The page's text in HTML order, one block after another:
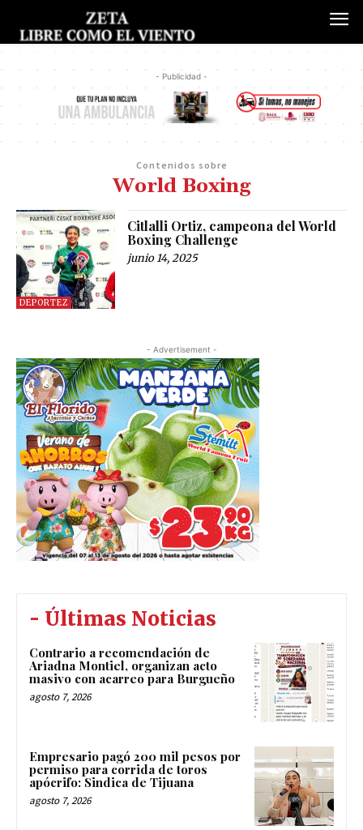
- Publicidad -
Contenidos sobre
World Boxing
DEPORTEZ
Citlalli Ortiz, campeona del World
Boxing Challenge
junio 14, 2025
- Advertisement -
- Últimas Noticias
Contrario a recomendación de
Ariadna Montiel, organizan acto
masivo con acarreo para Burgueño
agosto 7, 2026
Empresario pagó 200 mil pesos por
permiso para corrida de toros
apócrifo: Sindica de Tijuana
agosto 7, 2026